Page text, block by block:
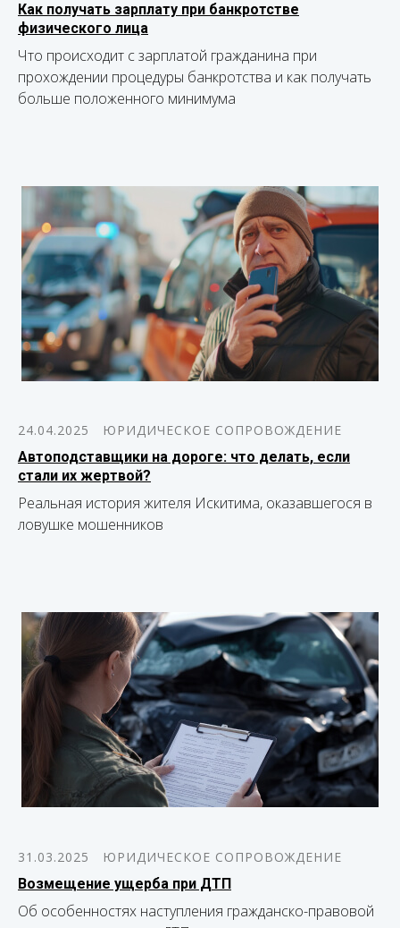
Как получать зарплату при банкротстве
физического лица
Что происходит с зарплатой гражданина при
прохождении процедуры банкротства и как получать
больше положенного минимума
24.04.2025
ЮРИДИЧЕСКОЕ СОПРОВОЖДЕНИЕ
Автоподставщики на дороге: что делать, если
стали их жертвой?
Реальная история жителя Искитима, оказавшегося в
ловушке мошенников
31.03.2025
ЮРИДИЧЕСКОЕ СОПРОВОЖДЕНИЕ
Возмещение ущерба при ДТП
Об особенностях наступления гражданско-правовой